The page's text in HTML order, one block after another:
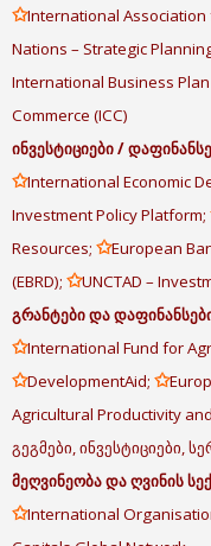
✩International Association
Nations – Strategic
International Business
Commerce (ICC)
ინვესტიციები/
✩International Economic
Investment Policy Platform;
Resources; ✩European
(EBRD); ✩UNCTAD –
გრანტებიდა
✩International Fund for
✩DevelopmentAid; ✩
Agricultural Productivity
გეგმები, ინვესტიციები,
მეღვინეობადაღვინის
✩International